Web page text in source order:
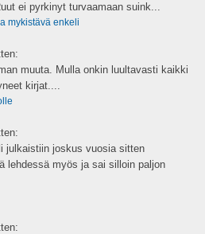
ei pyrkinyt turvaamaan suink...
mykistävä enkeli
muuta. Mulla onkin luultavasti kaikki
kirjat....
julkaistiin joskus vuosia sitten
lehdessä myös ja sai silloin paljon